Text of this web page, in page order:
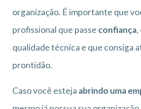
organização. É importante que
profissional que passe confiança,
qualidade técnica e que consiga
prontidão.
Caso você esteja abrindo uma